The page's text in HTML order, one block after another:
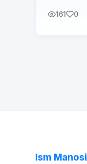
161 0
Ism Manosi